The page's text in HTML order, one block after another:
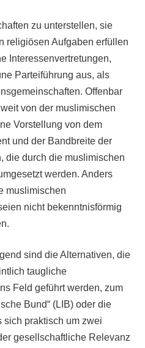
zu unterstellen, sie
religiösen Aufgaben erfüllen
Interessenvertretungen,
Parteiführung aus, als
Offenbar
von der muslimischen
Vorstellung von dem
und der Bandbreite der
die durch die muslimischen
werden. Anders
muslimischen
nicht bekenntnisförmig
sind die Alternativen, die
taugliche
Feld geführt werden, zum
Bund“ (LIB) oder die
sich praktisch um zwei
gesellschaftliche Relevanz